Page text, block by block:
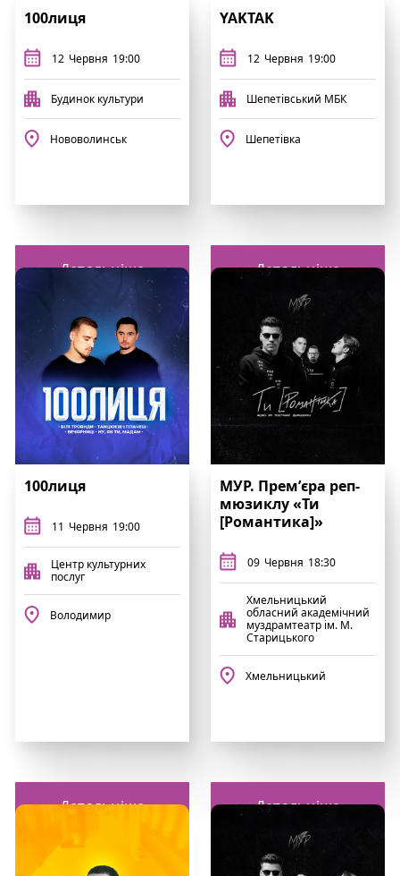
100лиця
12 Червня 19:00
Будинок культури
Нововолинськ
Детальніше
YAKTAK
12 Червня 19:00
Шепетівський МБК
Шепетівка
Детальніше
100лиця
11 Червня 19:00
Центр культурних
послуг
Володимир
Детальніше
МУР. Премʼєра реп-
мюзиклу «Ти
[Романтика]»
09 Червня 18:30
Хмельницький
обласний академічний
муздрамтеатр ім. М.
Старицького
Хмельницький
Детальніше